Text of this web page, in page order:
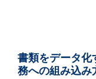
書類をデータ化
務への組み込み